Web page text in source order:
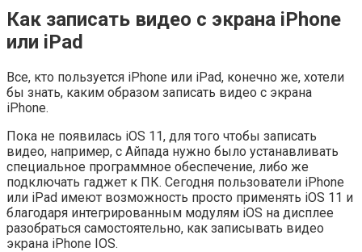
Как записать видео с экрана iPhone
или iPad
Все, кто пользуется iPhone или iPad, конечно же, хотели
бы знать, каким образом записать видео с экрана
iPhone.
Пока не появилась iOS 11, для того чтобы записать
видео, например, с Айпада нужно было устанавливать
специальное программное обеспечение, либо же
подключать гаджет к ПК. Сегодня пользователи iPhone
или iPad имеют возможность просто применять iOS 11 и
благодаря интегрированным модулям iOS на дисплее
разобраться самостоятельно, как записывать видео
экрана iPhone IOS.